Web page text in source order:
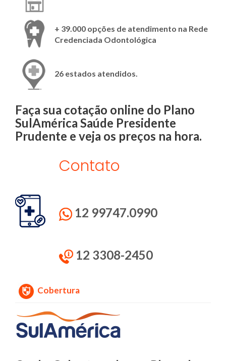
+ 39.000 opções de atendimento na Rede
Credenciada Odontológica
26 estados atendidos.
Faça sua cotação online do Plano
SulAmérica Saúde Presidente
Prudente e veja os preços na hora.
Contato
12 99747.0990
12 3308-2450
Cobertura